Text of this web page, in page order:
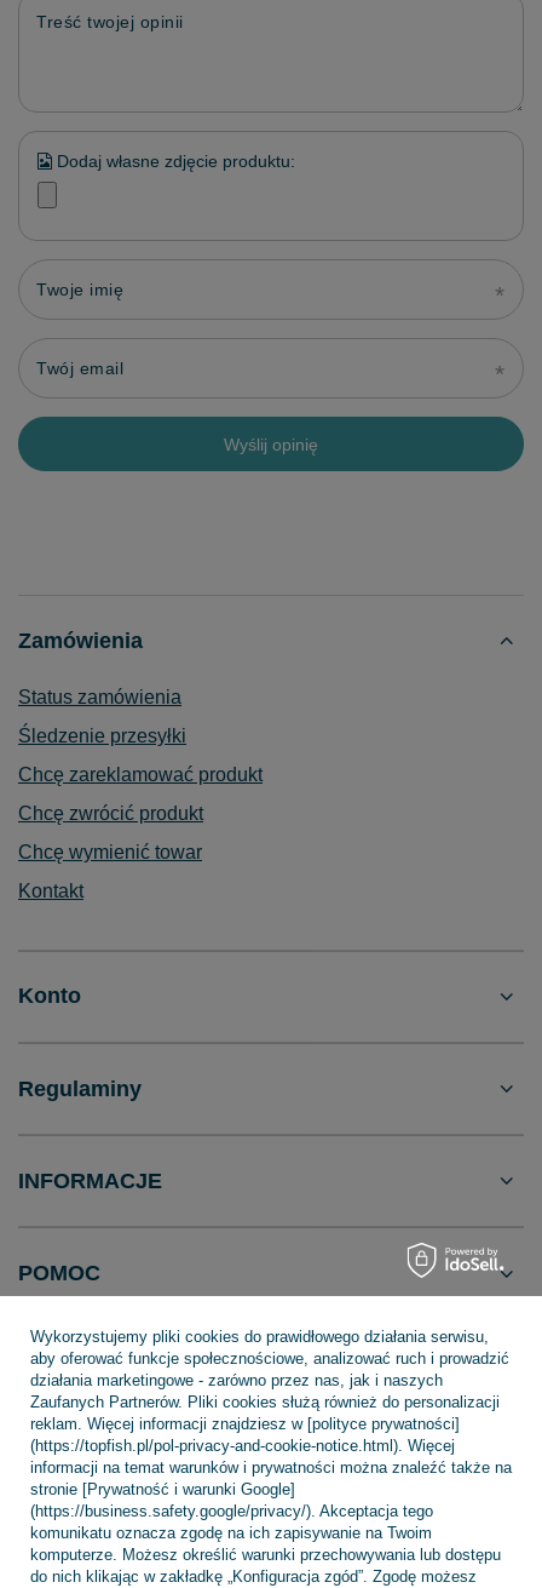
Treść twojej opinii
Dodaj własne zdjęcie produktu:
Twoje imię
Twój email
Wyślij opinię
Zamówienia
Status zamówienia
Śledzenie przesyłki
Chcę zareklamować produkt
Chcę zwrócić produkt
Chcę wymienić towar
Kontakt
Konto
Regulaminy
INFORMACJE
POMOC
+48 695 775 577 kontakt@topfish.pl
TopFish Sp. z o.o. Sp.k,Klasztorna 38 ,83-400Kościerzyna
W sklepie prezentujemy ceny brutto (z VAT).
Wykorzystujemy pliki cookies do prawidłowego działania serwisu,
aby oferować funkcje społecznościowe, analizować ruch i prowadzić
działania marketingowe - zarówno przez nas, jak i naszych
Zaufanych Partnerów. Pliki cookies służą również do personalizacji
reklam. Więcej informacji znajdziesz w [polityce prywatności]
(https://topfish.pl/pol-privacy-and-cookie-notice.html). Więcej
informacji na temat warunków i prywatności można znaleźć także na
stronie [Prywatność i warunki Google]
(https://business.safety.google/privacy/). Akceptacja tego
komunikatu oznacza zgodę na ich zapisywanie na Twoim
komputerze. Możesz określić warunki przechowywania lub dostępu
do nich klikając w zakładkę „Konfiguracja zgód”. Zgodę możesz